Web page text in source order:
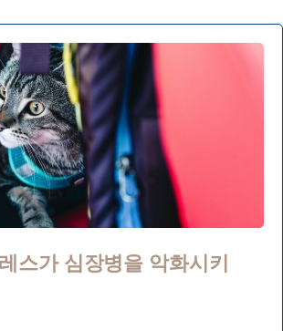
스가 심장병을 악화시키